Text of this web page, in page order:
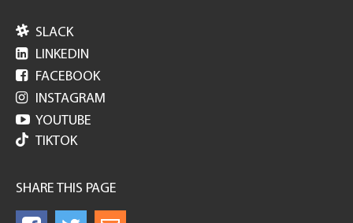
 SLACK
 LINKEDIN
 FACEBOOK
 INSTAGRAM
 YOUTUBE
TIKTOK
SHARE THIS PAGE